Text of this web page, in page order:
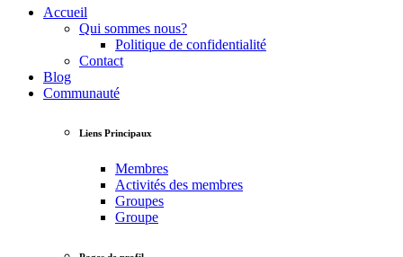
Accueil
Qui sommes nous?
Politique de confidentialité
Contact
Blog
Communauté
Liens Principaux
Membres
Activités des membres
Groupes
Groupe